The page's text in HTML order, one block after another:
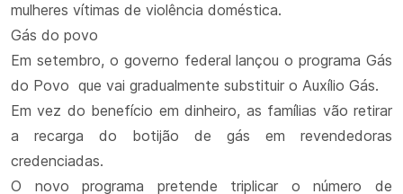
mulheres vítimas de violência doméstica.
Gás do povo
Em setembro, o governo federal lançou o programa Gás
do Povo que vai gradualmente substituir o Auxílio Gás.
Em vez do benefício em dinheiro, as famílias vão retirar
a recarga do botijão de gás em revendedoras
credenciadas.
O novo programa pretende triplicar o número de